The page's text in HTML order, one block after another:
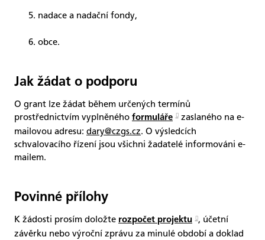
nadace a nadační fondy,
obce.
Jak žádat o podporu
O grant lze žádat během určených termínů
prostřednictvím vyplněného formuláře
zaslaného na e-
mailovou adresu: dary@czgs.cz. O výsledcích
schvalovacího řízení jsou všichni žadatelé informováni e-
mailem.
Povinné přílohy
K žádosti prosím doložte rozpočet projektu
, účetní
závěrku nebo výroční zprávu za minulé období a doklad